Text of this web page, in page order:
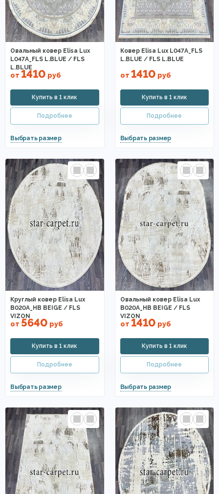
Овальный ковер Elisa Lux
L047A_FLS L.BLUE / FLS
L.BLUE
от 1410 руб
Ковер Elisa Lux L047A_FLS
L.BLUE / FLS L.BLUE
от 1410 руб
Круглый ковер Elisa Lux
B020A_HB BEIGE / FLS
VIZON
от 5640 руб
Овальный ковер Elisa Lux
B020A_HB BEIGE / FLS
VIZON
от 1410 руб